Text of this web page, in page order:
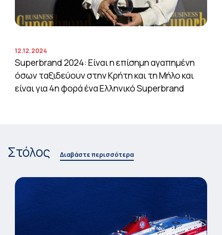
12.12.2024
Superbrand 2024: Είναι η επίσημη αγαπημένη
όσων ταξιδεύουν στην Κρήτη και τη Μήλο και
είναι για 4η φορά ένα Ελληνικό Superbrand
Στόλος Διαβάστε περισσότερα